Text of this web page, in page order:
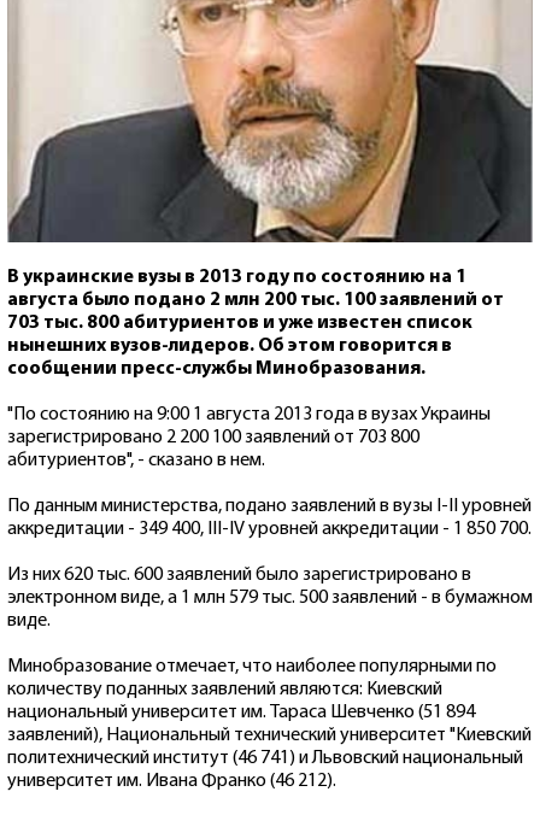
В украинские вузы в 2013 году по состоянию на 1
августа было подано 2 млн 200 тыс. 100 заявлений от
703 тыс. 800 абитуриентов и уже известен список
нынешних вузов-лидеров. Об этом говорится в
сообщении пресс-службы Минобразования.
"По состоянию на 9:00 1 августа 2013 года в вузах Украины
зарегистрировано 2 200 100 заявлений от 703 800
абитуриентов", - сказано в нем.
По данным министерства, подано заявлений в вузы I-II уровней
аккредитации - 349 400, III-IV уровней аккредитации - 1 850 700.
Из них 620 тыс. 600 заявлений было зарегистрировано в
электронном виде, а 1 млн 579 тыс. 500 заявлений - в бумажном
виде.
Минобразование отмечает, что наиболее популярными по
количеству поданных заявлений являются: Киевский
национальный университет им. Тараса Шевченко (51 894
заявлений), Национальный технический университет "Киевский
политехнический институт (46 741) и Львовский национальный
университет им. Ивана Франко (46 212).